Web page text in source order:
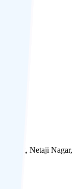
Netaji Nagar,